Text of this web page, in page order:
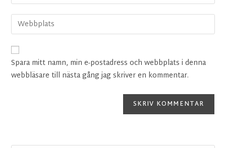
Spara mitt namn, min e-postadress och webbplats i denna
webbläsare till nästa gång jag skriver en kommentar.